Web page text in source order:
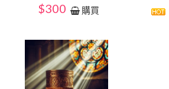
$300 購買